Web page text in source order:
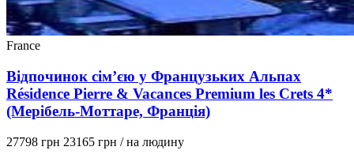
France
Відпочинок сім’єю у Французьких Альпах
Résidence Pierre & Vacances Premium les Crets 4*
(Мерібель-Моттаре, Франція)
27798 грн 23165 грн / на людину